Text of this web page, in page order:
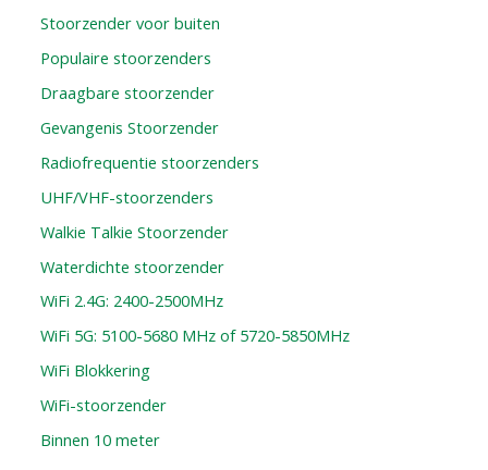
Stoorzender voor buiten
Populaire stoorzenders
Draagbare stoorzender
Gevangenis Stoorzender
Radiofrequentie stoorzenders
UHF/VHF-stoorzenders
Walkie Talkie Stoorzender
Waterdichte stoorzender
WiFi 2.4G: 2400-2500MHz
WiFi 5G: 5100-5680 MHz of 5720-5850MHz
WiFi Blokkering
WiFi-stoorzender
Binnen 10 meter